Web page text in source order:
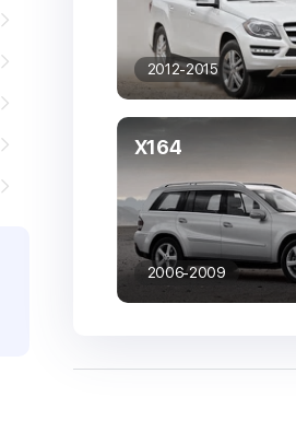
2012-2015
X164
2006-2009